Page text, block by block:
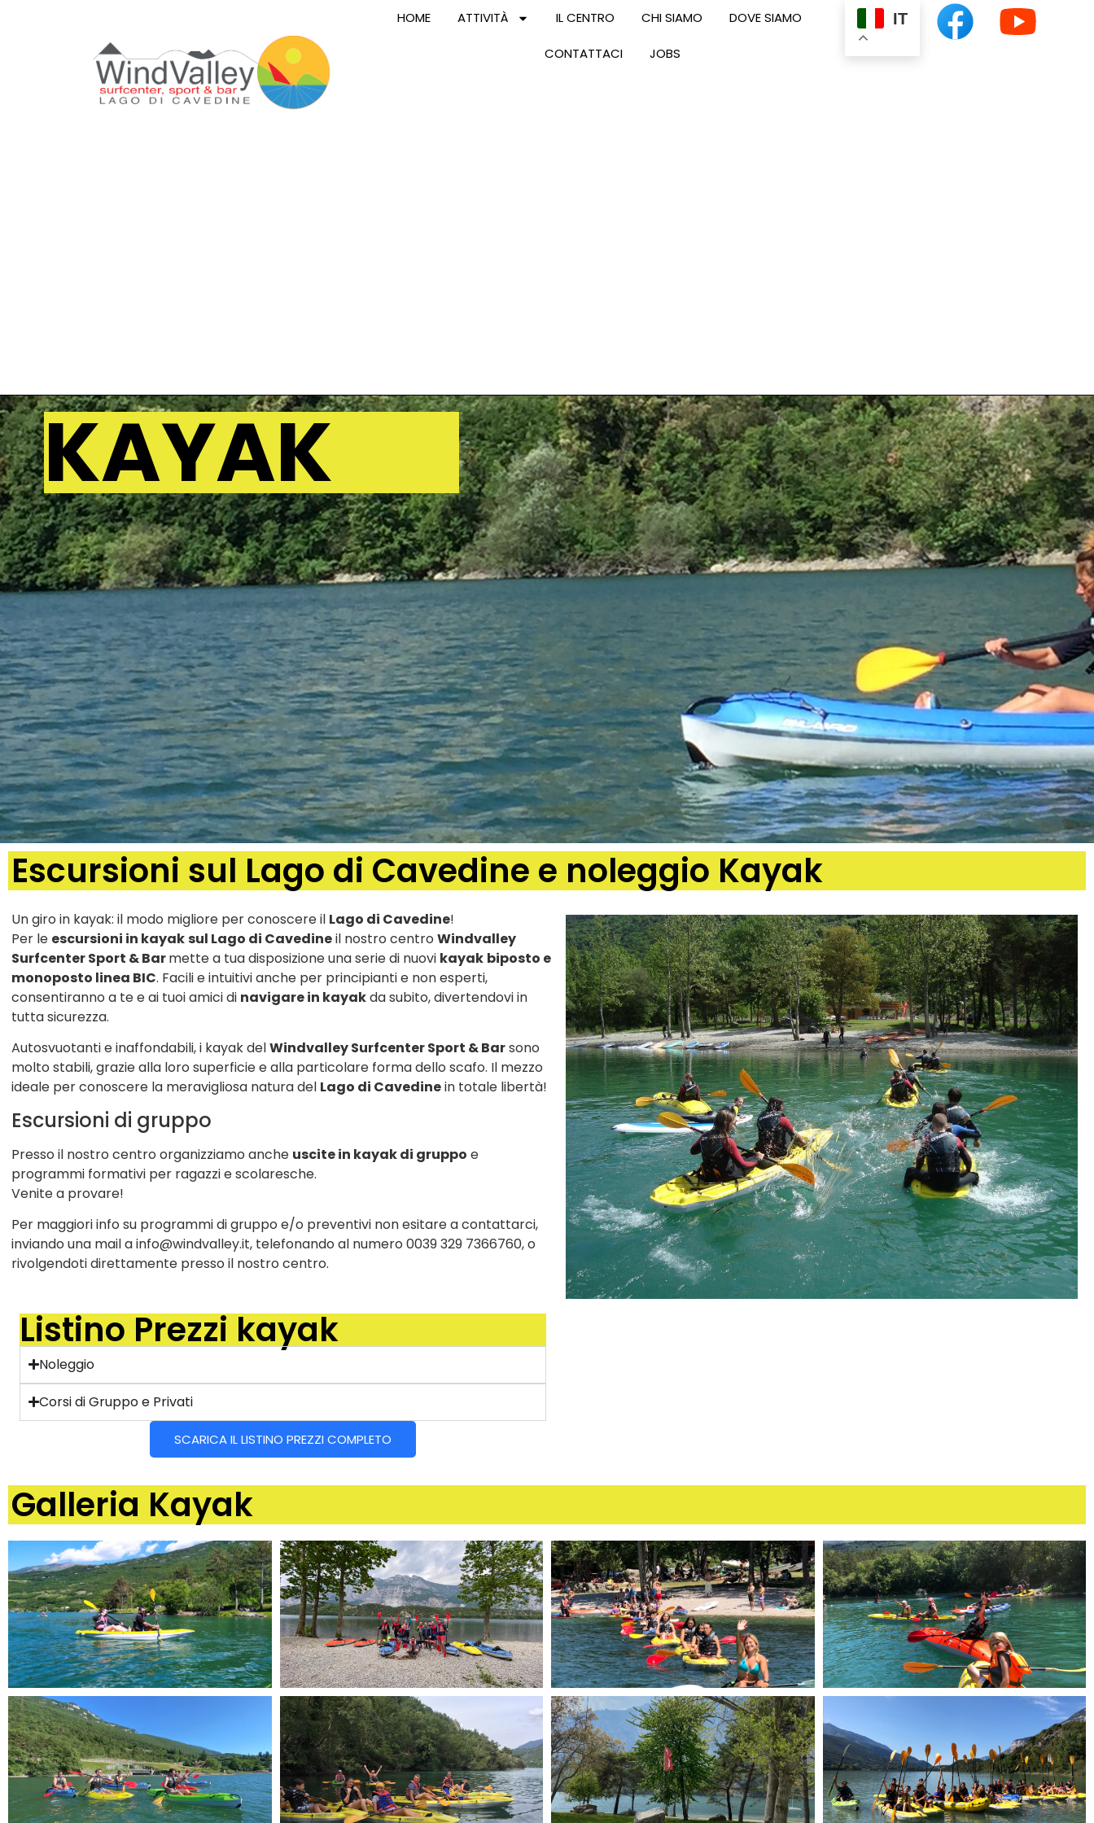
HOME ATTIVITÀ IL CENTRO CHI SIAMO DOVE SIAMO
CONTATTACI JOBS
IT
KAYAK
Escursioni sul Lago di Cavedine e noleggio Kayak
Un giro in kayak: il modo migliore per conoscere il Lago di Cavedine!
Per le escursioni in kayaksul Lago di Cavedineil nostro centro Windvalley
Surfcenter Sport & Barmette a tua disposizione una serie di nuovi kayak biposto e
monoposto linea BIC. Facili e intuitivi anche per principianti e non esperti,
consentiranno a te e ai tuoi amici di navigare in kayakda subito, divertendovi in
tutta sicurezza.
Autosvuotanti e inaffondabili, i kayak delWindvalley Surfcenter Sport & Barsono
molto stabili, grazie alla loro superficie e alla particolare forma dello scafo. Il mezzo
ideale per conoscere la meravigliosa natura del Lago di Cavedinein totale libertà!
Escursioni di gruppo
Presso il nostro centro organizziamo anche uscite in kayak di gruppo e
programmi formativi per ragazzi e scolaresche.
Venite a provare!
Per maggiori info su programmi di gruppo e/o preventivi non esitare a contattarci,
inviando una mail a info@windvalley.it, telefonando al numero 0039 329 7366760, o
rivolgendoti direttamente presso il nostro centro.
Listino Prezzi kayak
Noleggio
Corsi di Gruppo e Privati
SCARICA IL LISTINO PREZZI COMPLETO
Galleria Kayak